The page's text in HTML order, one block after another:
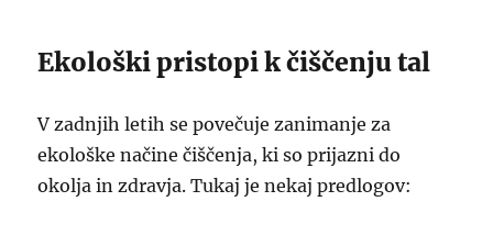
Ekološki pristopi k čiščenju tal
V zadnjih letih se povečuje zanimanje za
ekološke načine čiščenja, ki so prijazni do
okolja in zdravja. Tukaj je nekaj predlogov: